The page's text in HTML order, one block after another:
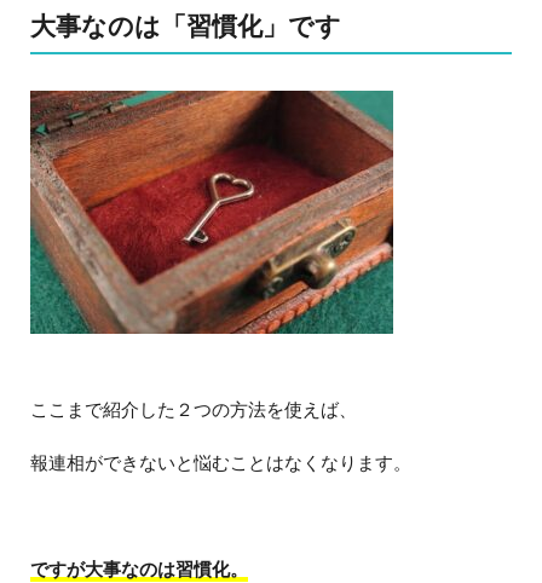
大事なのは「習慣化」です
ここまで紹介した２つの方法を使えば、
報連相ができないと悩むことはなくなります。
ですが大事なのは習慣化。